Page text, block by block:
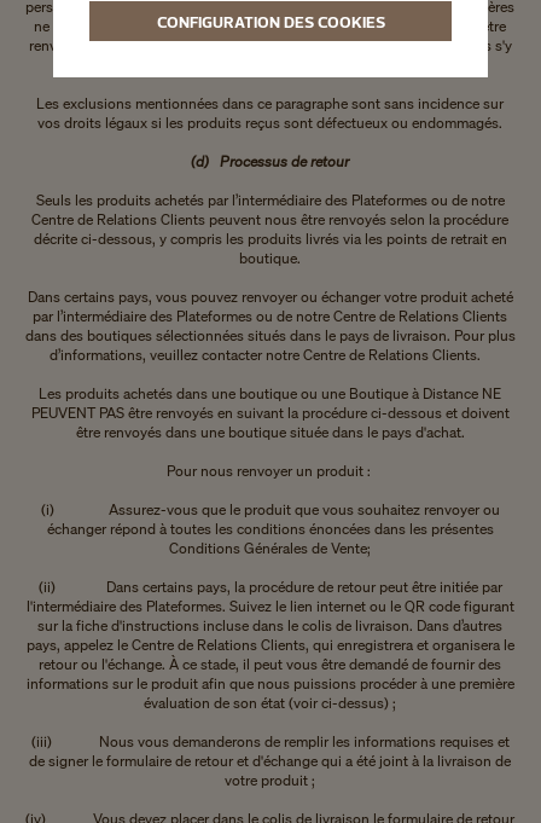
personnalisés ou fabriqués sur mesure selon des spécifications particulières
ne peuvent pas être annulées et lesdits produits ne peuvent pas nous être
renvoyés en vue d’un échange ou d’un remboursement. Cela inclut, sans s'y
Les exclusions mentionnées dans ce paragraphe sont sans incidence sur
vos droits légaux si les produits reçus sont défectueux ou endommagés.
(d) Processus de retour
Seuls les produits achetés par l’intermédiaire des Plateformes ou de notre
Centre de Relations Clients peuvent nous être renvoyés selon la procédure
décrite ci-dessous, y compris les produits livrés via les points de retrait en
boutique.
Dans certains pays, vous pouvez renvoyer ou échanger votre produit acheté
par l’intermédiaire des Plateformes ou de notre Centre de Relations Clients
dans des boutiques sélectionnées situés dans le pays de livraison. Pour plus
d’informations, veuillez contacter notre Centre de Relations Clients.
Les produits achetés dans une boutique ou une Boutique à Distance NE
PEUVENT PAS être renvoyés en suivant la procédure ci-dessous et doivent
être renvoyés dans une boutique située dans le pays d'achat.
Pour nous renvoyer un produit :
(i) Assurez-vous que le produit que vous souhaitez renvoyer ou
échanger répond à toutes les conditions énoncées dans les présentes
Conditions Générales de Vente;
(ii) Dans certains pays, la procédure de retour peut être initiée par
l'intermédiaire des Plateformes. Suivez le lien internet ou le QR code figurant
sur la fiche d'instructions incluse dans le colis de livraison. Dans d’autres
pays, appelez le Centre de Relations Clients, qui enregistrera et organisera le
retour ou l'échange. À ce stade, il peut vous être demandé de fournir des
informations sur le produit afin que nous puissions procéder à une première
évaluation de son état (voir ci-dessus) ;
(iii) Nous vous demanderons de remplir les informations requises et
de signer le formulaire de retour et d'échange qui a été joint à la livraison de
votre produit ;
(iv) Vous devez placer dans le colis de livraison le formulaire de retour
CONFIGURATION DES COOKIES